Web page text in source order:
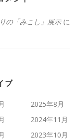
の「みこし」展示に
ブ
2025年8月
2024年11月
2023年10月